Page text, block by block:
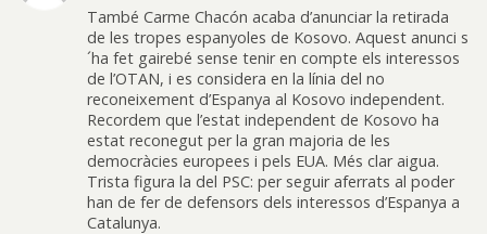
També Carme Chacón acaba d’anunciar la retirada
de les tropes espanyoles de Kosovo. Aquest anunci s
´ha fet gairebé sense tenir en compte els interessos
de l’OTAN, i es considera en la línia del no
reconeixement d’Espanya al Kosovo independent.
Recordem que l’estat independent de Kosovo ha
estat reconegut per la gran majoria de les
democràcies europees i pels EUA. Més clar aigua.
Trista figura la del PSC: per seguir aferrats al poder
han de fer de defensors dels interessos d’Espanya a
Catalunya.